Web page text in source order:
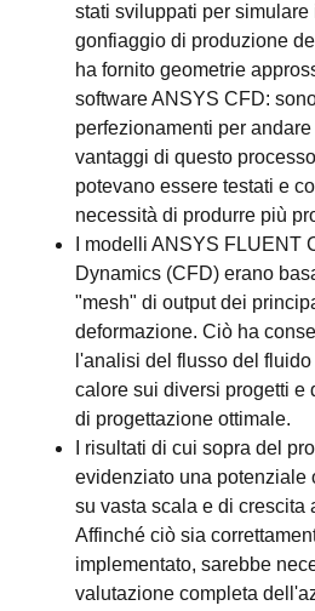
stati sviluppati per simulare
gonfiaggio di produzione
ha fornito geometrie
software ANSYS CFD:
perfezionamenti per
vantaggi di questo
potevano essere testati e
necessità di produrre più
I modelli ANSYS FLUENT
Dynamics (CFD) erano
"mesh" di output dei
deformazione. Ciò ha
l'analisi del flusso del
calore sui diversi progetti e
di progettazione ottimale.
I risultati di cui sopra del
evidenziato una potenziale
su vasta scala e di crescita
Affinché ciò sia
implementato, sarebbe
valutazione completa